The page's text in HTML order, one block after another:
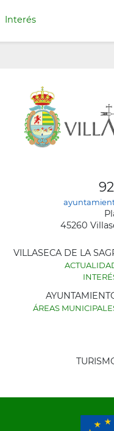
Interés
45260
AYUNTAMIENTO
VILLASECA DE LA
ÁREAS